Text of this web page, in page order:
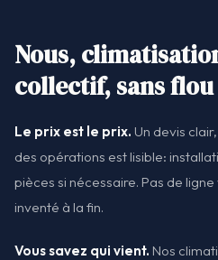
Nous,
collectif, sans flou
Le prix est le prix. Un devis
des opérations est lisible:
pièces si nécessaire. Pas de
inventé à la fin.
Vous savez qui vient. Nos